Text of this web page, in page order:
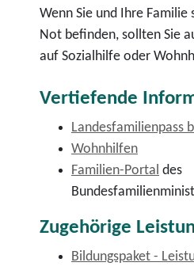
Wenn Sie und Ihre
Not befinden, sollten Sie
auf Sozialhilfe oder
Vertiefende
Landesfamilienpass
Wohnhilfen
Familien-Portal des
Zugehörige
Bildungspaket -